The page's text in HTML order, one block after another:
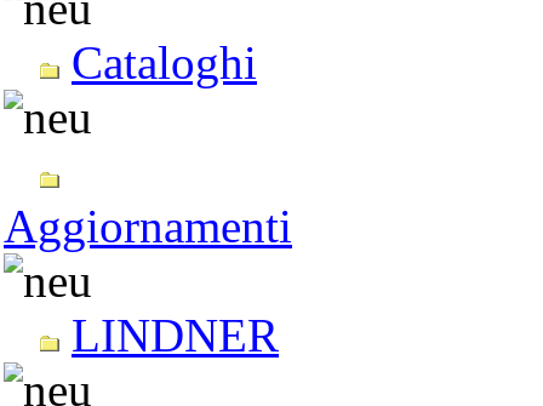
Cataloghi
Aggiornamenti
LINDNER